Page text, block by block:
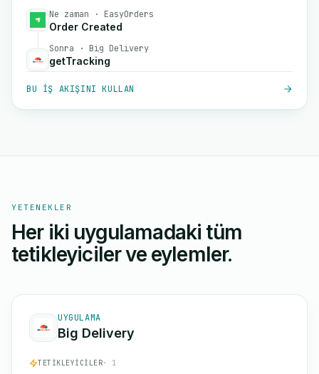
Ne zaman · EasyOrders
Order Created
Sonra · Big Delivery
getTracking
BU IŞ AKIŞINI KULLAN
YETENEKLER
Her iki uygulamadaki tüm
tetikleyiciler ve eylemler.
UYGULAMA
Big Delivery
TETIKLEYICILER· 1